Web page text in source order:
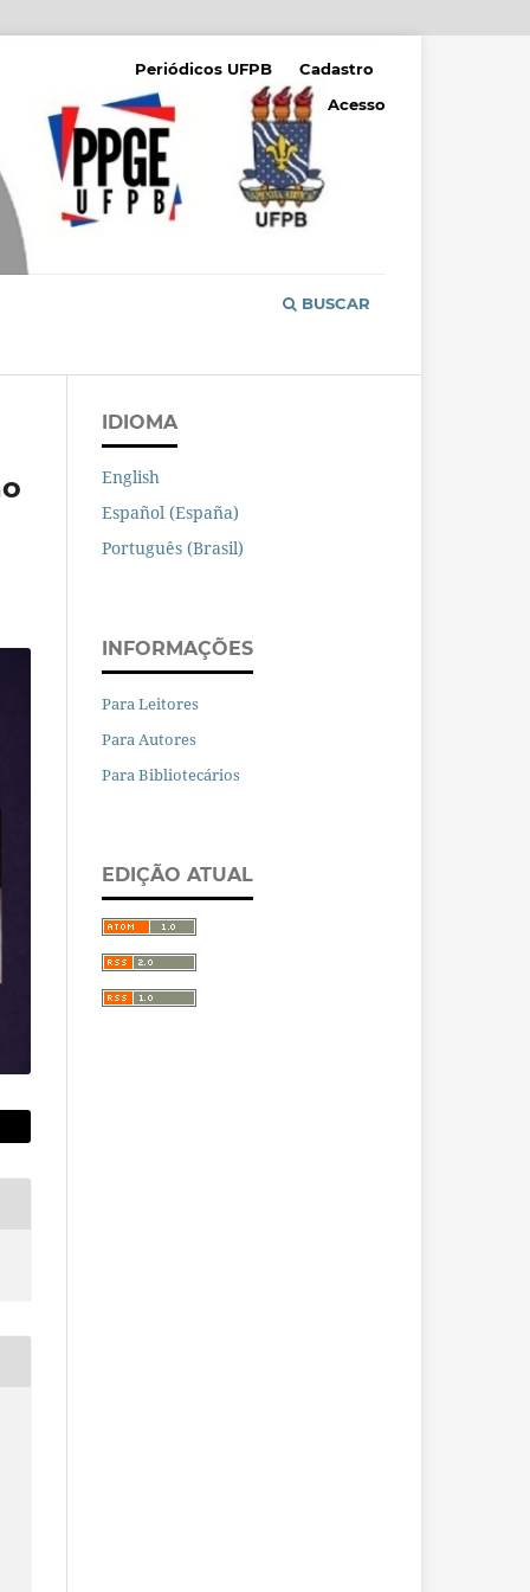
BUSCAR
Periódicos UFPB
Cadastro
Acesso
IDIOMA
English
Español (España)
Português (Brasil)
INFORMAÇÕES
Para Leitores
Para Autores
Para Bibliotecários
EDIÇÃO ATUAL